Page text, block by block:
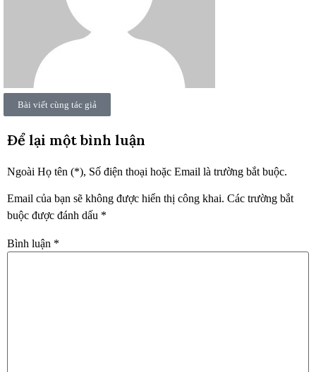
Bài viết cùng tác giả
Để lại một bình luận
Ngoài Họ tên (*), Số điện thoại hoặc Email là trường bắt buộc.
Email của bạn sẽ không được hiển thị công khai. Các trường bắt
buộc được đánh dấu *
Bình luận *